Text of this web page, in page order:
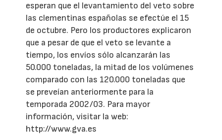
esperan que el levantamiento del veto sobre
las clementinas españolas se efectúe el 15
de octubre. Pero los productores explicaron
que a pesar de que el veto se levante a
tiempo, los envíos sólo alcanzarán las
50.000 toneladas, la mitad de los volúmenes
comparado con las 120.000 toneladas que
se preveían anteriormente para la
temporada 2002/03. Para mayor
información, visitar la web:
http://www.gva.es